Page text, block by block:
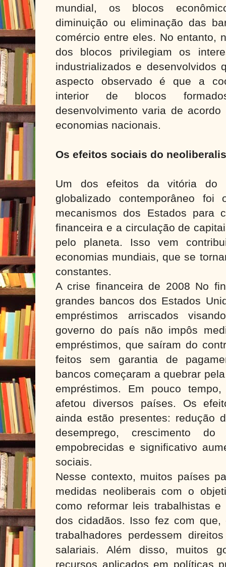
mundial, os blocos
diminuição ou eliminação das
comércio entre eles. No entanto,
dos blocos privilegiam os
industrializados e desenvolvidos
aspecto observado é que a
interior de blocos
desenvolvimento varia de
economias nacionais.
Os efeitos sociais do
Um dos efeitos da vitória do
globalizado contemporâneo foi
mecanismos dos Estados para
financeira e a circulação de
pelo planeta. Isso vem
economias mundiais, que se
constantes.
A crise financeira de 2008 No
grandes bancos dos Estados
empréstimos arriscados
governo do país não impôs
empréstimos, que saíram do
feitos sem garantia de
bancos começaram a quebrar
empréstimos. Em pouco
afetou diversos países. Os
ainda estão presentes: redução
desemprego, crescimento
empobrecidas e significativo
sociais.
Nesse contexto, muitos países
medidas neoliberais com o
como reformar leis trabalhistas
dos cidadãos. Isso fez com
trabalhadores perdessem
salariais. Além disso, muitos
recursos aplicados em políticas